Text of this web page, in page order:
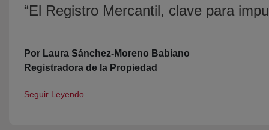
“El Registro Mercantil, clave para
Por Laura Sánchez-Moreno Babiano
Registradora de la Propiedad
Seguir Leyendo